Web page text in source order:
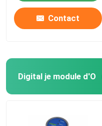
Contact
Digital je module d'O